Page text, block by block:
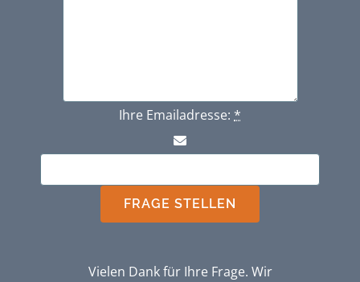
Ihre Emailadresse: *
FRAGE STELLEN
Vielen Dank für Ihre Frage. Wir